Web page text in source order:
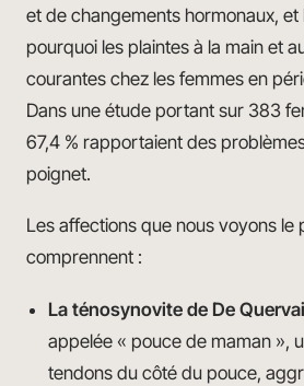
et de changements hormonaux, et
pourquoi les plaintes à la main et
courantes chez les femmes en
Dans une étude portant sur 383
67,4 % rapportaient des
poignet.
Les affections que nous voyons le
comprennent :
La ténosynovite de De
appelée « pouce de maman »,
tendons du côté du pouce,